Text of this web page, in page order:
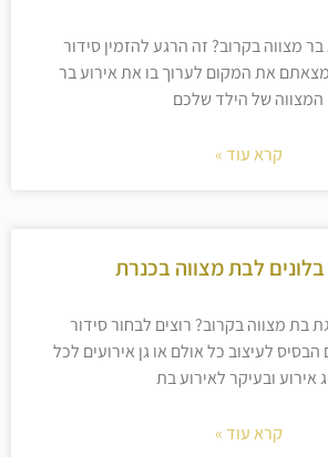
מצווה בקרוב? זה הרגע להזמין סידור
את המקום לערוך בו את אירוע בר
המצווה של הילד שלכם
קרא עוד »
בלונים לבת מצווה בכנרת
בת מצווה בקרוב? רוצים לבחור סידור
הבסיס לעיצוב כל אולם או גן אירועים לכל
אירוע ובעיקר לאירוע בת
קרא עוד »